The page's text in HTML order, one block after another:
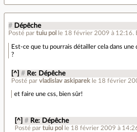
# Dépêche
Posté par tuiu pol le 18 février 2009 à 12:16.
Est-ce que tu pourrais détailler cela dans une
?
[^] # Re: Dépêche
Posté parvladislav askiparek le 18 février
et faire une css, bien sûr!
[^] # Re: Dépêche
Posté par tuiu pol le 18 février 2009 à